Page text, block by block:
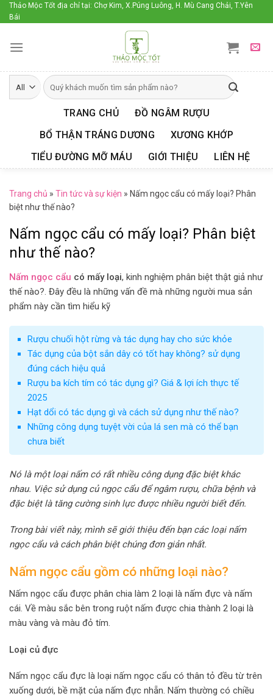
Skip
to
Thảo Mộc Tốt địa chỉ tại: Chợ Kim, X.Púng Luông, H. Mù Cang Chải, T.Yên
Bái
TRANG CHỦ
ĐỒ NGÂM RƯỢU
BỔ THẬN TRÁNG DƯƠNG
XƯƠNG KHỚP
TIỂU ĐƯỜNG MỠ MÁU
GIỚI THIỆU LIÊN HỆ
Trang chủ » Tin tức và sự kiện » Nấm ngọc cẩu có mấy loại? Phân
biệt như thế nào?
Nấm ngọc cẩu có mấy loại? Phân biệt
như thế nào?
Nấm ngọc cẩu có mấy loại, kinh nghiệm phân biệt thật giả như
thế nào?. Đây đều là những vấn đề mà những người mua sản
phẩm này cần tìm hiểu kỹ
Rượu chuối hột rừng và tác dụng hay cho sức khỏe
Tác dụng của bột sắn dây có tốt hay không? sử dụng
đúng cách hiệu quả
Rượu ba kích tím có tác dụng gì? Giá & lợi ích thực tế
2025
Hạt dổi có tác dụng gì và cách sử dụng như thế nào?
Những công dụng tuyệt vời của lá sen mà có thể bạn
chưa biết
Nó là một loại nấm có rất nhiều công dụng đặc biệt khác
nhau. Việc sử dụng củ ngọc cẩu để ngâm rượu, chữa bệnh và
đặc biệt là tăng cường sinh lực được nhiều người biết đến.
Trong bài viết này, mình sẽ giới thiệu đến bạn các loại nấm
ngọc cẩu và cách phân biệt chúng đơn giản nhất.
Nấm ngọc cẩu gồm có những loại nào?
Nấm ngọc cẩu được phân chia làm 2 loại là nấm đực và nấm
cái. Về màu sắc bên trong ruột nấm được chia thành 2 loại là
màu vàng và màu đỏ tím.
Loại củ đực
Nấm ngọc cẩu đực là loại nấm ngọc cẩu có thân tỏ đều từ trên
xuống dưới, bề mặt của nấm đực nhẵn. Nấm thường có chiều